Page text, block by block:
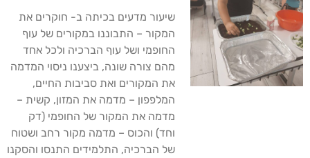
שיעור מדעים בכיתה ב- חוקרים את
המקור – התבוננו במקורים של עוף
החופמי ושל עוף הברכיה ולכל אחד
מהם צורה שונה, ביצענו ניסוי המדמה
את המקורים ואת סביבות החיים,
המלפפון – מדמה את המזון, קשית –
מדמה את המקור של החופמי (דק
וחד) והכוס – מדמה מקור רחב ושטוח
של הברכיה, התלמידים התנסו והסקנו